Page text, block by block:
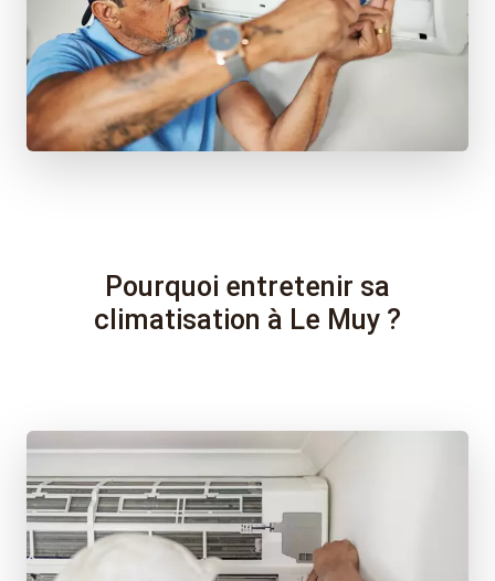
Pourquoi entretenir sa
climatisation à Le Muy ?